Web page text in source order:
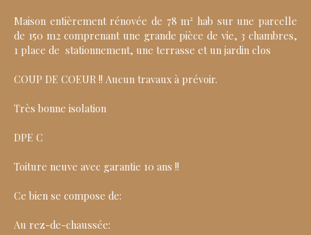
Maison entièrement rénovée de 78 m² hab sur une parcelle
de 150 m2 comprenant une grande pièce de vie, 3 chambres,
1 place de stationnement, une terrasse et un jardin clos
COUP DE COEUR !! Aucun travaux à prévoir.
Très bonne isolation
DPE C
Toiture neuve avec garantie 10 ans !!
Ce bien se compose de:
Au rez-de-chaussée: